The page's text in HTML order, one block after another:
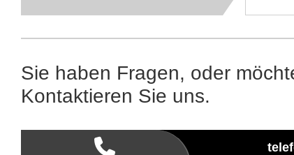
Sie haben Fragen, oder
Kontaktieren Sie uns.